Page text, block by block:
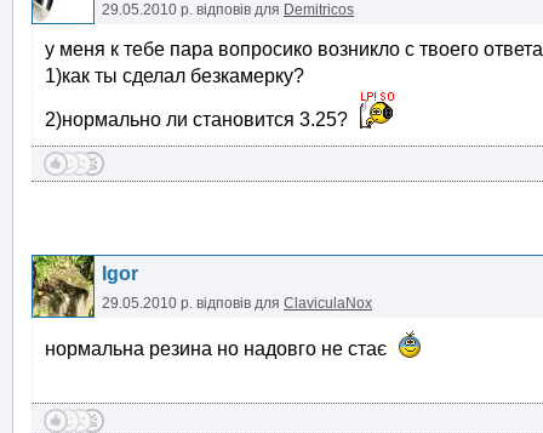
29.05.2010 р. відповів для Demitricos
у меня к тебе пара вопросико возникло с твоего
1)как ты сделал безкамерку?
2)нормально ли становится 3.25?
Igor
29.05.2010 р. відповів для ClaviculaNox
нормальна резина но надовго не стає